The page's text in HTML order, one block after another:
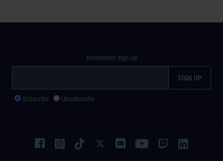
Newsletter sign up
Subscribe Unsubscribe